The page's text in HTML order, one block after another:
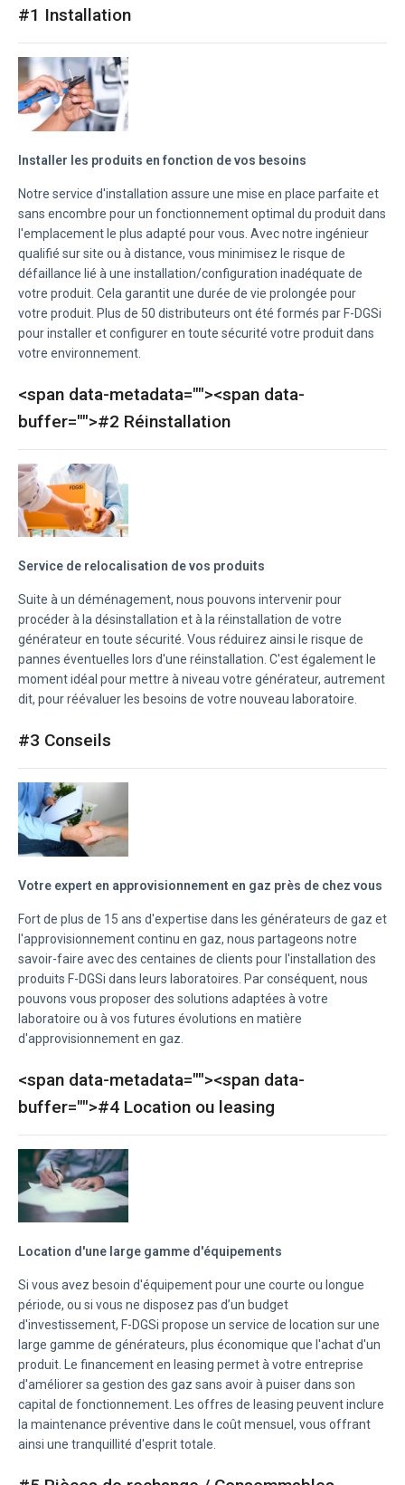
#1 Installation
Installer les produits en fonction de vos besoins
Notre service d'installation assure une mise en place parfaite et
sans encombre pour un fonctionnement optimal du produit dans
l'emplacement le plus adapté pour vous. Avec notre ingénieur
qualifié sur site ou à distance, vous minimisez le risque de
défaillance lié à une installation/configuration inadéquate de
votre produit. Cela garantit une durée de vie prolongée pour
votre produit. Plus de 50 distributeurs ont été formés par F-DGSi
pour installer et configurer en toute sécurité votre produit dans
votre environnement.
<span data-metadata=""><span data-
buffer="">#2 Réinstallation
Service de relocalisation de vos produits
Suite à un déménagement, nous pouvons intervenir pour
procéder à la désinstallation et à la réinstallation de votre
générateur en toute sécurité. Vous réduirez ainsi le risque de
pannes éventuelles lors d'une réinstallation. C'est également le
moment idéal pour mettre à niveau votre générateur, autrement
dit, pour réévaluer les besoins de votre nouveau laboratoire.
#3 Conseils
Votre expert en approvisionnement en gaz près de chez vous
Fort de plus de 15 ans d'expertise dans les générateurs de gaz et
l'approvisionnement continu en gaz, nous partageons notre
savoir-faire avec des centaines de clients pour l'installation des
produits F-DGSi dans leurs laboratoires. Par conséquent, nous
pouvons vous proposer des solutions adaptées à votre
laboratoire ou à vos futures évolutions en matière
d'approvisionnement en gaz.
<span data-metadata=""><span data-
buffer="">#4 Location ou leasing
Location d'une large gamme d'équipements
Si vous avez besoin d'équipement pour une courte ou longue
période, ou si vous ne disposez pas d’un budget
d'investissement, F-DGSi propose un service de location sur une
large gamme de générateurs, plus économique que l'achat d'un
produit. Le financement en leasing permet à votre entreprise
d'améliorer sa gestion des gaz sans avoir à puiser dans son
capital de fonctionnement. Les offres de leasing peuvent inclure
la maintenance préventive dans le coût mensuel, vous offrant
ainsi une tranquillité d'esprit totale.